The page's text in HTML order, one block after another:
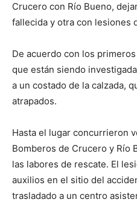
Crucero con Río Bueno,
fallecida y otra con lesiones
De acuerdo con los
que están siendo
a un costado de la calzada,
atrapados.
Hasta el lugar concurrieron
Bomberos de Crucero y Río
las labores de rescate. El
auxilios en el sitio del
trasladado a un centro